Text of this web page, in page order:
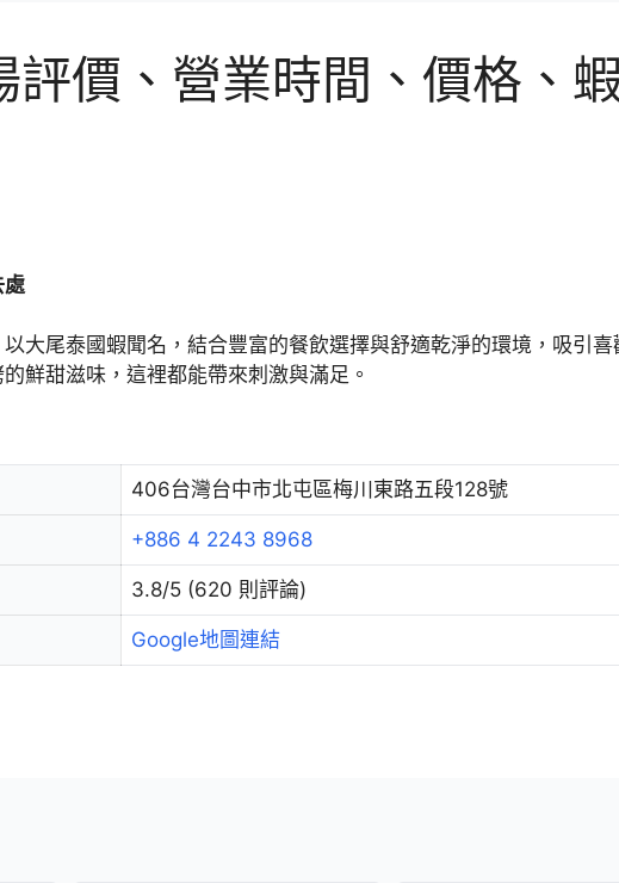
評價、營業時間、價格、
處
大尾泰國蝦聞名，結合豐富的餐飲選擇與舒適乾淨的環境，吸引
鮮甜滋味，這裡都能帶來刺激與滿足。
406台灣台中市北屯區梅川東路五段128號
+886 4 2243 8968
3.8/5 (620 則評論)
Google地圖連結